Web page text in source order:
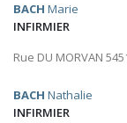
BACH Marie
INFIRMIER
Rue DU MORVAN
BACH Nathalie
INFIRMIER